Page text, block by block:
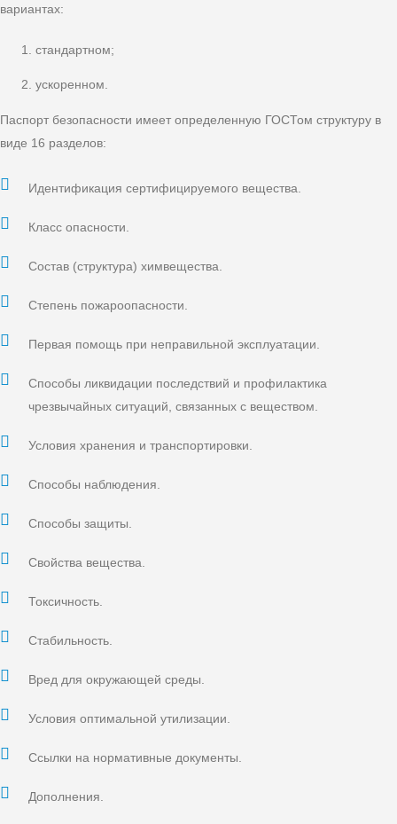
вариантах:
стандартном;
ускоренном.
Паспорт безопасности имеет определенную ГОСТом структуру в
виде 16 разделов:
Идентификация сертифицируемого вещества.
Класс опасности.
Состав (структура) химвещества.
Степень пожароопасности.
Первая помощь при неправильной эксплуатации.
Способы ликвидации последствий и профилактика
чрезвычайных ситуаций, связанных с веществом.
Условия хранения и транспортировки.
Способы наблюдения.
Способы защиты.
Свойства вещества.
Токсичность.
Стабильность.
Вред для окружающей среды.
Условия оптимальной утилизации.
Ссылки на нормативные документы.
Дополнения.